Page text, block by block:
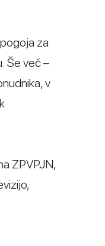
za
Še več –
v
ZPVPJN,